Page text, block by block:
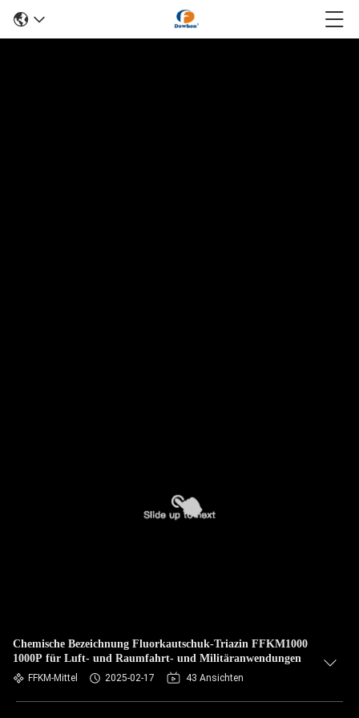
Chemische Bezeichnung Fluorkautschuk-Triazin FFKM1000
1000P für Luft- und Raumfahrt- und Militäranwendungen
FFKM-Mittel 2025-02-17 43 Ansichten